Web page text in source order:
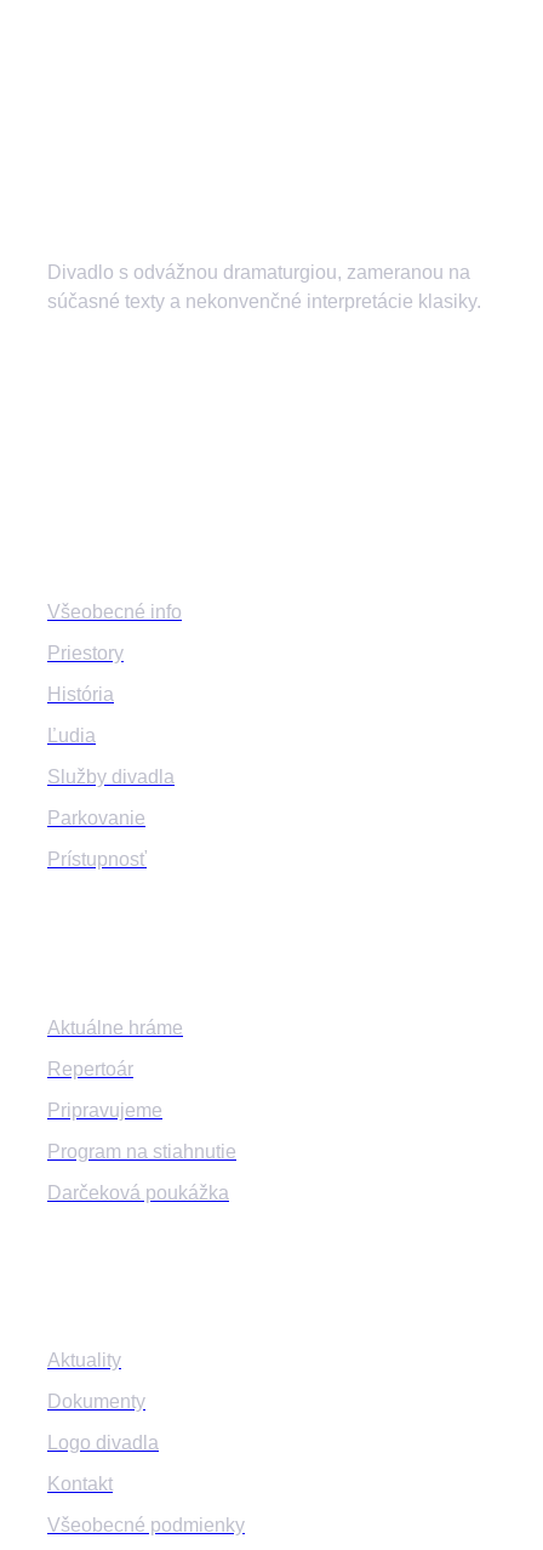
Divadlo s odvážnou dramaturgiou, zameranou na
súčasné texty a nekonvenčné interpretácie klasiky.
Všeobecné info
Priestory
História
Ľudia
Služby divadla
Parkovanie
Prístupnosť
Aktuálne hráme
Repertoár
Pripravujeme
Program na stiahnutie
Darčeková poukážka
Aktuality
Dokumenty
Logo divadla
Kontakt
Všeobecné podmienky